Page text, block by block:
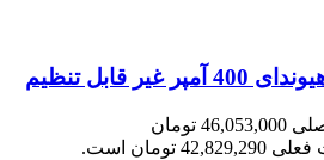
قابل تنظیم
قیمت اصلی 46,053,000 تومان
تومان است.